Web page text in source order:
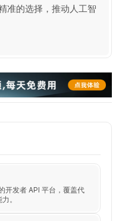
准的选择，推动人工智
开发者 API 平台，覆盖代
。